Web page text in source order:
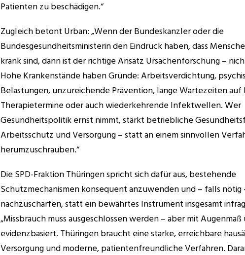
Patienten zu beschädigen.“
Zugleich betont Urban: „Wenn der Bundeskanzler oder die
Bundesgesundheitsministerin den Eindruck haben, dass
krank sind, dann ist der richtige Ansatz Ursachenforschung –
Hohe Krankenstände haben Gründe: Arbeitsverdichtung,
Belastungen, unzureichende Prävention, lange Wartezeiten auf
Therapietermine oder auch wiederkehrende Infektwellen. Wer
Gesundheitspolitik ernst nimmt, stärkt betriebliche
Arbeitsschutz und Versorgung – statt an einem sinnvollen
herumzuschrauben.“
Die SPD-Fraktion Thüringen spricht sich dafür aus, bestehende
Schutzmechanismen konsequent anzuwenden und – falls nötig
nachzuschärfen, statt ein bewährtes Instrument insgesamt
„Missbrauch muss ausgeschlossen werden – aber mit Augenmaß
evidenzbasiert. Thüringen braucht eine starke, erreichbare
Versorgung und moderne, patientenfreundliche Verfahren.